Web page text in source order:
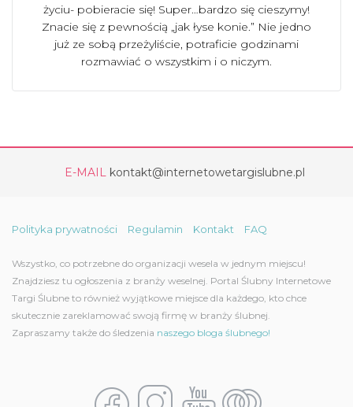
życiu- pobieracie się! Super…bardzo się cieszymy!
Znacie się z pewnością „jak łyse konie.” Nie jedno
już ze sobą przeżyliście, potraficie godzinami
rozmawiać o wszystkim i o niczym.
E-MAIL kontakt@internetowetargislubne.pl
Polityka prywatności Regulamin Kontakt FAQ
Wszystko, co potrzebne do organizacji wesela w jednym miejscu!
Znajdziesz tu ogłoszenia z branży weselnej. Portal Ślubny Internetowe
Targi Ślubne to również wyjątkowe miejsce dla każdego, kto chce
skutecznie zareklamować swoją firmę w branży ślubnej.
Zapraszamy także do śledzenia naszego bloga ślubnego!